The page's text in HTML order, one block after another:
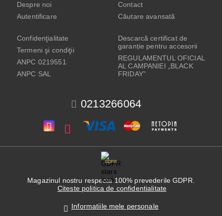
0213266064
Despre noi
Autentificare
Contact
Căutare avansată
Confidenţialitate
Termeni şi condiţii
ANPC 0219551
ANPC SAL
Descarcă certificat de
garanție pentru accesorii
REGULAMENTUL OFICIAL
AL CAMPANIEI „BLACK
FRIDAY”
GDPR
Magazinul nostru respecta 100% prevederile GDPR.
Citeste politica de confidentialitate
Informatiile mele personale